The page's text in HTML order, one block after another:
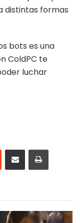
distintas formas
bots es una
ColdPC te
luchar
Reddit Compartir por correo electrónicoImprimir